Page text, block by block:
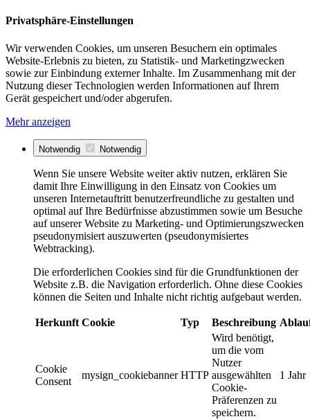
Privatsphäre-Einstellungen
Wir verwenden Cookies, um unseren Besuchern ein optimales
Website-Erlebnis zu bieten, zu Statistik- und Marketingzwecken
sowie zur Einbindung externer Inhalte. Im Zusammenhang mit der
Nutzung dieser Technologien werden Informationen auf Ihrem
Gerät gespeichert und/oder abgerufen.
Mehr anzeigen
Notwendig Notwendig
Wenn Sie unsere Website weiter aktiv nutzen, erklären Sie
damit Ihre Einwilligung in den Einsatz von Cookies um
unseren Internetauftritt benutzerfreundliche zu gestalten und
optimal auf Ihre Bedürfnisse abzustimmen sowie um Besuche
auf unserer Website zu Marketing- und Optimierungszwecken
pseudonymisiert auszuwerten (pseudonymisiertes
Webtracking).
Die erforderlichen Cookies sind für die Grundfunktionen der
Website z.B. die Navigation erforderlich. Ohne diese Cookies
können die Seiten und Inhalte nicht richtig aufgebaut werden.
Herkunft Cookie Typ Beschreibung
Cookie
Consent
mysign_cookiebanner HTTP
Wird benötigt,
um die vom
Nutzer
ausgewählten
Cookie-
Präferenzen zu
speichern.
1 Jahr